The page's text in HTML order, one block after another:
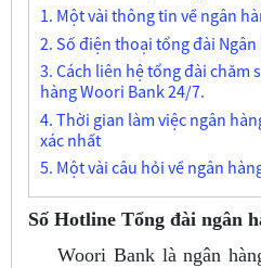
1. Một vài thông tin về ngân
2. Số điện thoại tổng đài
3. Cách liên hệ tổng đài chăm
hàng Woori Bank 24/7.
4. Thời gian làm việc ngân
xác nhất
5. Một vài câu hỏi về ngân
Số Hotline Tổng đài ngân
Woori Bank là ngân